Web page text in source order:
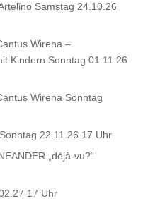
Samstag 24.10.26
Wirena –
Kindern Sonntag 01.11.26
Wirena Sonntag
22.11.26 17 Uhr
„déjà-vu?“
17 Uhr